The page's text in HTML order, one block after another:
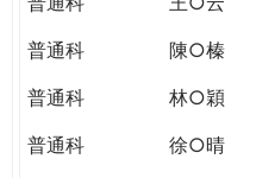
PUTTING
YOU
THE
普通科
陳○榛
普通科
林○穎
普通科
徐○晴